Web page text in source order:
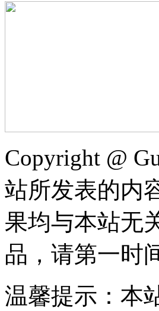
Copyright @
站所发表的内
果均与本站无
品，请第一时
温馨提示：本